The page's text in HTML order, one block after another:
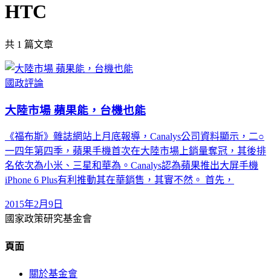
HTC
共 1 篇文章
國政評論
大陸市場 蘋果能，台機也能
《福布斯》雜誌網站上月底報導，Canalys公司資料顯示，二○
一四年第四季，蘋果手機首次在大陸市場上銷量奪冠，其後排
名依次為小米、三星和華為。Canalys認為蘋果推出大屏手機
iPhone 6 Plus有利推動其在華銷售，其實不然。 首先，
2015年2月9日
國家政策研究基金會
頁面
關於基金會